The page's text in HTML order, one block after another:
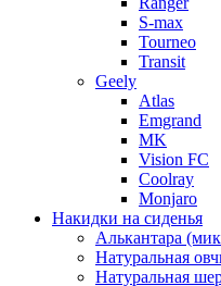
S-max
Tourneo
Transit
Geely
Atlas
Emgrand
MK
Vision FC
Coolray
Monjaro
Накидки на сиденья
Алькантара
Натуральная
Натуральная